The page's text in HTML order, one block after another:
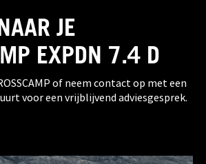
JE
EXPDN 7.4 D
of neem contact op met een
voor een vrijblijvend adviesgesprek.